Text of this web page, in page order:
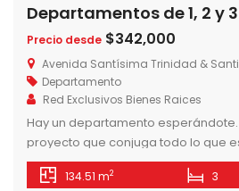
Precio desde $342,000
Avenida Santísima Trinidad & Santisimo
Departamento
Red Exclusivos Bienes Raices
Hay un departamento esperándote.
proyecto que conjuga todo lo que
para vivir. Excelente ubicación,
múltiples espacios verdes y
134.51 m2 3